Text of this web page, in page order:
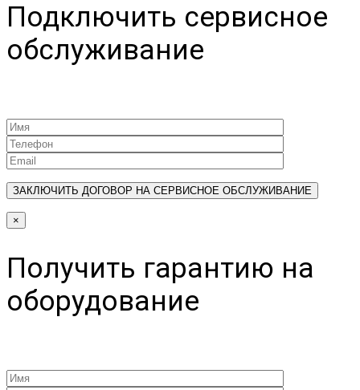
Подключить сервисное
обслуживание
×
Получить гарантию на
оборудование